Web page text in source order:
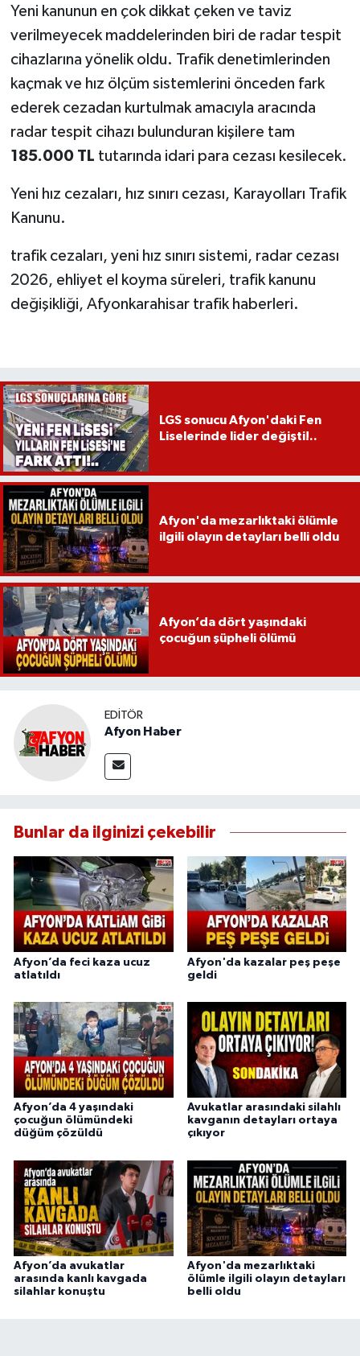
Yeni kanunun en çok dikkat çeken ve taviz
verilmeyecek maddelerinden biri de radar tespit
cihazlarına yönelik oldu. Trafik denetimlerinden
kaçmak ve hız ölçüm sistemlerini önceden fark
ederek cezadan kurtulmak amacıyla aracında
radar tespit cihazı bulunduran kişilere tam
185.000 TL tutarında idari para cezası kesilecek.
Yeni hız cezaları, hız sınırı cezası, Karayolları Trafik
Kanunu.
trafik cezaları, yeni hız sınırı sistemi, radar cezası
2026, ehliyet el koyma süreleri, trafik kanunu
değişikliği, Afyonkarahisar trafik haberleri.
LGS sonucu Afyon'daki Fen
Liselerinde lider değişti!..
Afyon'da mezarlıktaki ölümle
ilgili olayın detayları belli oldu
Afyon’da dört yaşındaki
çocuğun şüpheli ölümü
EDITÖR
Afyon Haber
Bunlar da ilginizi çekebilir
Afyon’da feci kaza ucuz
atlatıldı
Afyon'da kazalar peş peşe
geldi
Afyon’da 4 yaşındaki
çocuğun ölümündeki
düğüm çözüldü
Avukatlar arasındaki silahlı
kavganın detayları ortaya
çıkıyor
Afyon’da avukatlar
arasında kanlı kavgada
silahlar konuştu
Afyon'da mezarlıktaki
ölümle ilgili olayın detayları
belli oldu